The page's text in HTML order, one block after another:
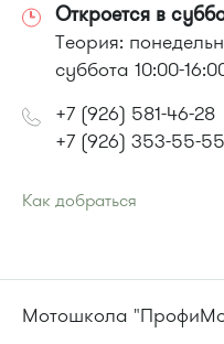
Откроется в
Теория:
суббота 10:00-
+7 (926) 581-46-28
+7 (926) 353-55-55
Как добраться
Мотошкола